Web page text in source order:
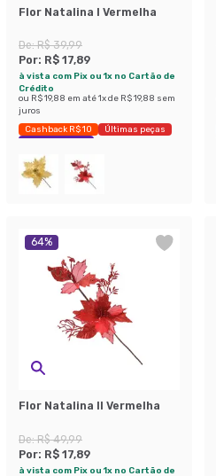
Flor Natalina I Vermelha
De:R$ 39,99
Por: R$ 17,89
à vista com Pix ou 1x no Cartão de
Crédito
ou R$ 19,88 em até1x de R$ 19,88 sem
juros
Cashback R$ 10
Últimas peças
Economize 55%
64%
Flor Natalina II Vermelha
De:R$ 49,99
Por: R$ 17,89
à vista com Pix ou 1x no Cartão de